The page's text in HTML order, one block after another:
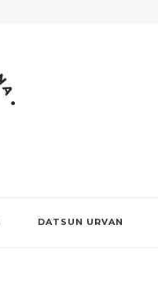
DATSUN URVAN